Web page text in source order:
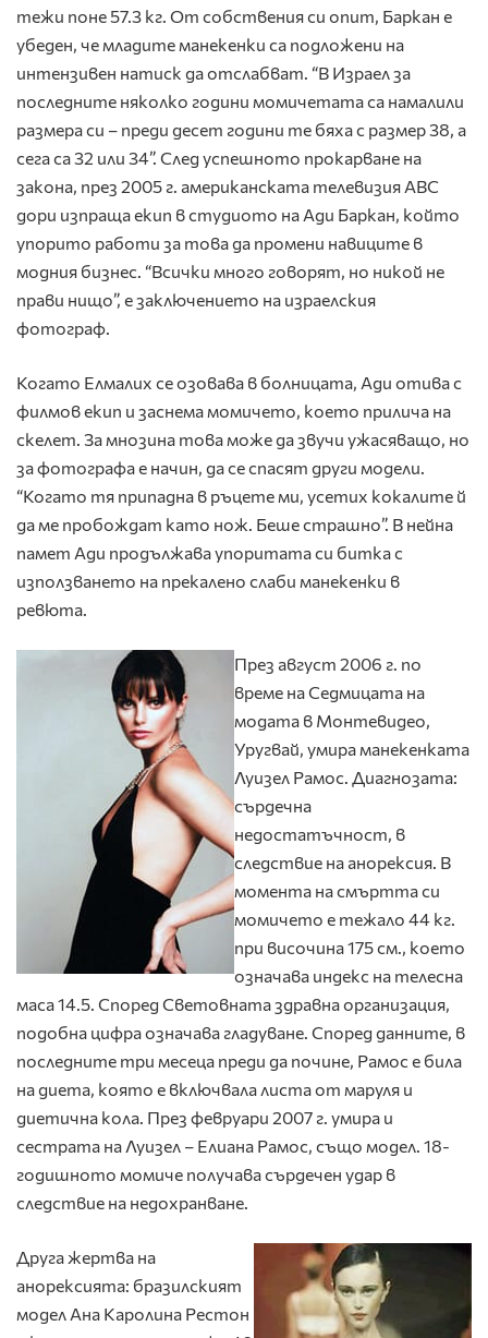
тежи поне 57.3 кг. От собствения си опит, Баркан е
убеден, че младите манекенки са подложени на
интензивен натиск да отслабват. “В Израел за
последните няколко години момичетата са намалили
размера си – преди десет години те бяха с размер 38, а
сега са 32 или 34”. След успешното прокарване на
закона, през 2005 г. американската телевизия ABC
дори изпраща екип в студиото на Ади Баркан, който
упорито работи за това да промени навиците в
модния бизнес. “Всички много говорят, но никой не
прави нищо”, е заключението на израелския
фотограф.
Когато Елмалих се озовава в болницата, Ади отива с
филмов екип и заснема момичето, което прилича на
скелет. За мнозина това може да звучи ужасяващо, но
за фотографа е начин, да се спасят други модели.
“Когато тя припадна в ръцете ми, усетих кокалите й
да ме пробождат като нож. Беше страшно”. В нейна
памет Ади продължава упоритата си битка с
използването на прекалено слаби манекенки в
ревюта.
През август 2006 г. по
време на Седмицата на
модата в Монтевидео,
Уругвай, умира манекенката
Луизел Рамос. Диагнозата:
сърдечна
недостатъчност, в
следствие на анорексия. В
момента на смъртта си
момичето е тежало 44 кг.
при височина 175 см., което
означава индекс на телесна
маса 14.5. Според Световната здравна организация,
подобна цифра означава гладуване. Според данните, в
последните три месеца преди да почине, Рамос е била
на диета, която е включвала листа от маруля и
диетична кола. През февруари 2007 г. умира и
сестрата на Луизел – Елиана Рамос, също модел. 18-
годишното момиче получава сърдечен удар в
следствие на недохранване.
Друга жертва на
анорексията: бразилският
модел Ана Каролина Рестон